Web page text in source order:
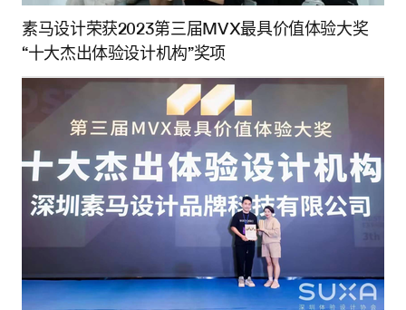
素马设计荣获2023第三届MVX最具价值体验大奖
“十大杰出体验设计机构”奖项